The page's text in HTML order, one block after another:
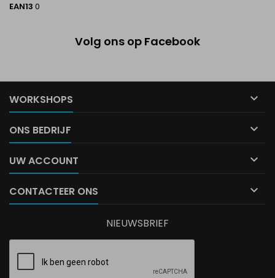
EAN13 0
Volg ons op Facebook
WORKSHOPS 
ONS BEDRIJF 
UW ACCOUNT 
CONTACTEER ONS 
NIEUWSBRIEF